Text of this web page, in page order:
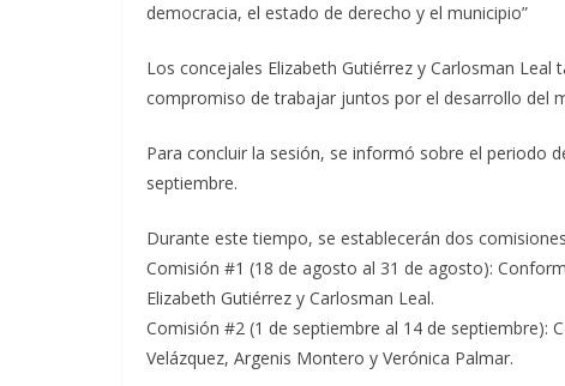
democracia, el estado de derecho y el municipio”
Los concejales Elizabeth Gutiérrez y Carlosman
compromiso de trabajar juntos por el desarrollo del
Para concluir la sesión, se informó sobre el periodo
septiembre.
Durante este tiempo, se establecerán dos
Comisión #1 (18 de agosto al 31 de agosto):
Elizabeth Gutiérrez y Carlosman Leal.
Comisión #2 (1 de septiembre al 14 de septiembre):
Velázquez, Argenis Montero y Verónica Palmar.